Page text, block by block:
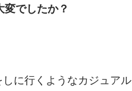
でしたか？
に行くようなカジュアル